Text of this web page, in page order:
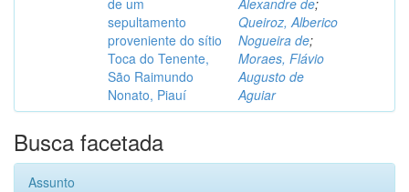
de um
sepultamento
proveniente do sítio
Toca do Tenente,
São Raimundo
Nonato, Piauí
Alexandre de;
Queiroz, Alberico
Nogueira de;
Moraes, Flávio
Augusto de
Aguiar
Busca facetada
Assunto